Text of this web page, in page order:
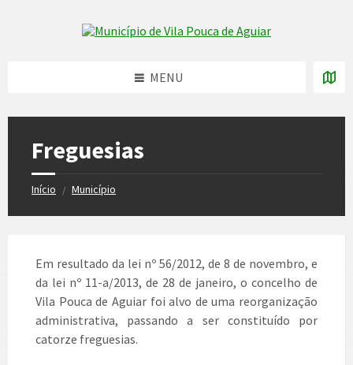
Skip to content
MENU
Freguesias
Início / Município
Em resultado da lei nº 56/2012, de 8 de novembro, e
da lei nº 11-a/2013, de 28 de janeiro, o concelho de
Vila Pouca de Aguiar foi alvo de uma reorganização
administrativa, passando a ser constituído por
catorze freguesias.